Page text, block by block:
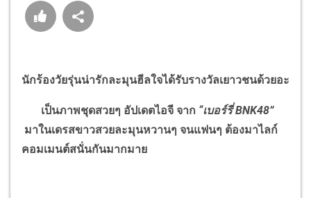
นักร้องวัยรุ่นน่ารักละมุนฮีลใจได้รับรางวัลเยาวชนด้วยอะ
เป็นภาพชุดสวยๆ อัปเดตไอจี จาก “เบอร์รี่ BNK48”
มาในเดรสขาวสวยละมุนหวานๆ จนแฟนๆ ต้องมาไลก์
คอมเมนต์สนั่นกันมากมาย